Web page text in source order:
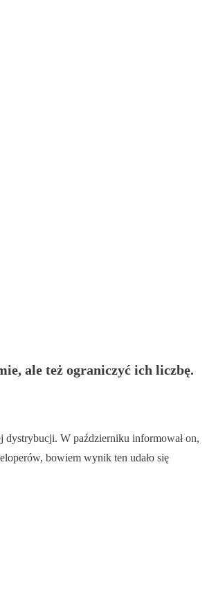
ale też ograniczyć ich liczbę.
dystrybucji. W październiku informował on,
bowiem wynik ten udało się